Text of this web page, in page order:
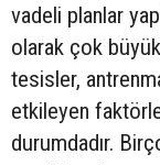
vadeli planlar
olarak çok
tesisler,
etkileyen
durumdadır.